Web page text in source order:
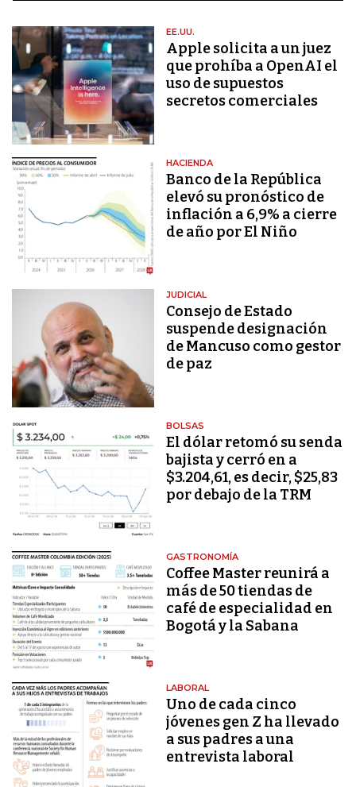
EE.UU.
Apple solicita a un juez
que prohíba a OpenAI el
uso de supuestos
secretos comerciales
HACIENDA
Banco de la República
elevó su pronóstico de
inflación a 6,9% a cierre
de año por El Niño
JUDICIAL
Consejo de Estado
suspende designación
de Mancuso como gestor
de paz
BOLSAS
El dólar retomó su senda
bajista y cerró en a
$3.204,61, es decir, $25,83
por debajo de la TRM
GASTRONOMÍA
Coffee Master reunirá a
más de 50 tiendas de
café de especialidad en
Bogotá y la Sabana
LABORAL
Uno de cada cinco
jóvenes gen Z ha llevado
a sus padres a una
entrevista laboral